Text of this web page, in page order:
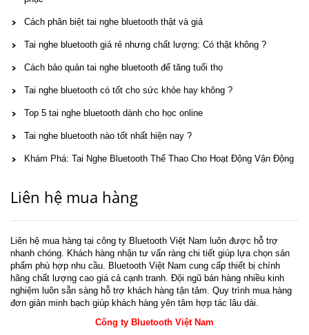
Cách phân biệt tai nghe bluetooth thật và giả
Tai nghe bluetooth giá rẻ nhưng chất lượng: Có thật không ?
Cách bảo quản tai nghe bluetooth để tăng tuổi thọ
Tai nghe bluetooth có tốt cho sức khỏe hay không ?
Top 5 tai nghe bluetooth dành cho học online
Tai nghe bluetooth nào tốt nhất hiện nay ?
Khám Phá: Tai Nghe Bluetooth Thể Thao Cho Hoạt Động Vận Động
Liên hệ mua hàng
Liên hệ mua hàng tại công ty Bluetooth Việt Nam luôn được hỗ trợ
nhanh chóng. Khách hàng nhận tư vấn ràng chi tiết giúp lựa chọn sản
phẩm phù hợp nhu cầu. Bluetooth Việt Nam cung cấp thiết bị chính
hãng chất lượng cao giá cả cạnh tranh. Đội ngũ bán hàng nhiều kinh
nghiệm luôn sẵn sàng hỗ trợ khách hàng tận tâm. Quy trình mua hàng
đơn giản minh bạch giúp khách hàng yên tâm hợp tác lâu dài.
Công ty Bluetooth Việt Nam